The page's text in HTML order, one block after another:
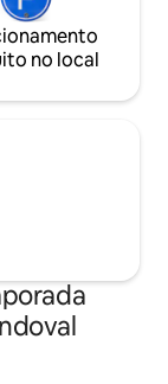
no local